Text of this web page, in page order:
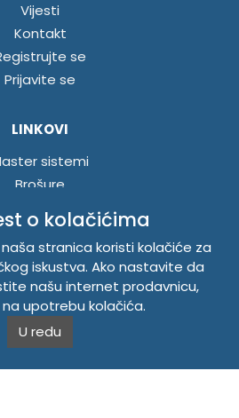
Vijesti
Kontakt
se
Prijavite se
LINKOVI
sistemi
Brošure
o kolačićima
korištenja
privatnosti
o kolačićima
stranica koristi kolačiće za
iskustva. Ako nastavite da
našu internet prodavnicu,
upotrebu kolačića.
U redu